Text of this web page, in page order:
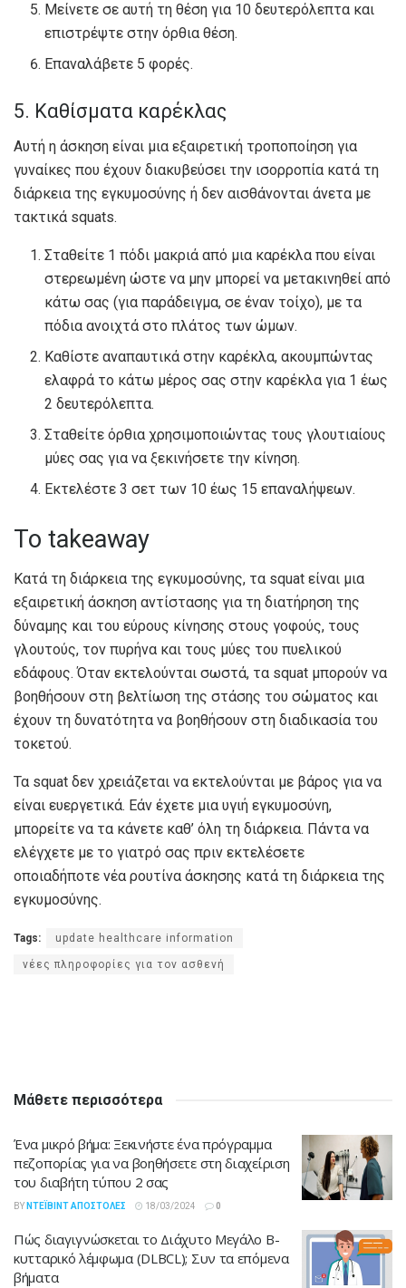
Μείνετε σε αυτή τη θέση για 10 δευτερόλεπτα και
επιστρέψτε στην όρθια θέση.
Επαναλάβετε 5 φορές.
5. Καθίσματα καρέκλας
Αυτή η άσκηση είναι μια εξαιρετική τροποποίηση για
γυναίκες που έχουν διακυβεύσει την ισορροπία κατά τη
διάρκεια της εγκυμοσύνης ή δεν αισθάνονται άνετα με
τακτικά squats.
Σταθείτε 1 πόδι μακριά από μια καρέκλα που είναι
στερεωμένη ώστε να μην μπορεί να μετακινηθεί από
κάτω σας (για παράδειγμα, σε έναν τοίχο), με τα
πόδια ανοιχτά στο πλάτος των ώμων.
Καθίστε αναπαυτικά στην καρέκλα, ακουμπώντας
ελαφρά το κάτω μέρος σας στην καρέκλα για 1 έως
2 δευτερόλεπτα.
Σταθείτε όρθια χρησιμοποιώντας τους γλουτιαίους
μύες σας για να ξεκινήσετε την κίνηση.
Εκτελέστε 3 σετ των 10 έως 15 επαναλήψεων.
Το takeaway
Κατά τη διάρκεια της εγκυμοσύνης, τα squat είναι μια
εξαιρετική άσκηση αντίστασης για τη διατήρηση της
δύναμης και του εύρους κίνησης στους γοφούς, τους
γλουτούς, τον πυρήνα και τους μύες του πυελικού
εδάφους. Όταν εκτελούνται σωστά, τα squat μπορούν να
βοηθήσουν στη βελτίωση της στάσης του σώματος και
έχουν τη δυνατότητα να βοηθήσουν στη διαδικασία του
τοκετού.
Τα squat δεν χρειάζεται να εκτελούνται με βάρος για να
είναι ευεργετικά. Εάν έχετε μια υγιή εγκυμοσύνη,
μπορείτε να τα κάνετε καθ’ όλη τη διάρκεια. Πάντα να
ελέγχετε με το γιατρό σας πριν εκτελέσετε
οποιαδήποτε νέα ρουτίνα άσκησης κατά τη διάρκεια της
εγκυμοσύνης.
Tags: update healthcare information
νέες πληροφορίες για τον ασθενή
Μάθετε περισσότερα
Ένα μικρό βήμα: Ξεκινήστε ένα πρόγραμμα
πεζοπορίας για να βοηθήσετε στη διαχείριση
του διαβήτη τύπου 2 σας
BY ΝΤΈΙΒΙΝΤ ΑΠΟΣΤΌΛΕΣ 18/03/2024 0
Πώς διαγιγνώσκεται το Διάχυτο Μεγάλο Β-
κυτταρικό λέμφωμα (DLBCL); Συν τα επόμενα
βήματα